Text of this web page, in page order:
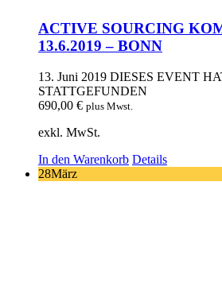
ACTIVE SOURCING
13.6.2019 – BONN
13. Juni 2019 DIESES EVENT
STATTGEFUNDEN
690,00 € plus Mwst.
exkl. MwSt.
In den Warenkorb Details
28März